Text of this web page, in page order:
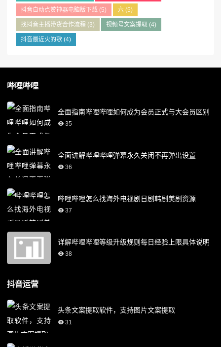
抖音自动点赞神器电脑版下载(5) 六 (5)
找抖音主播带货合作流程 (3) 视频号文案提取 (4)
抖音最近火的歌(4)
哔哩哔哩
全面指南哔哩哔哩如何成为会员正式与大会员区别
35
全面讲解哔哩哔哩弹幕永久关闭不再弹出设置
36
哔哩哔哩怎么找海外电视剧日剧韩剧美剧资源
37
详解哔哩哔哩等级升级规则每日经验上限具体说明
38
抖音运营
头条文案提取软件，支持图片文案提取
31